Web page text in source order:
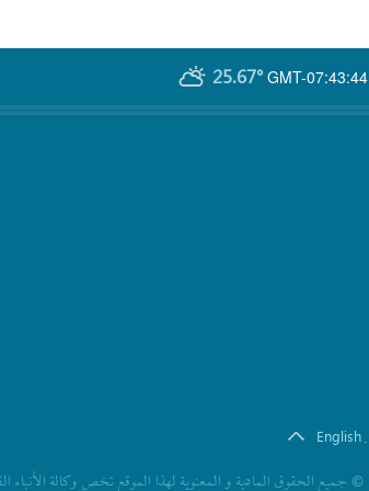
GMT-07:43:44
25.67°
.
English
© جمیع الحقوق المادیة و المعنویة لهذا الموقع تخص وکالة الأنباء